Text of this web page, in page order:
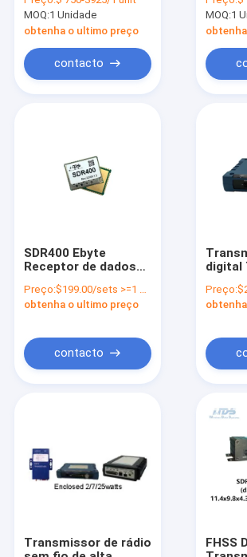
Para casa
Airborne Series -
Ultra Longa
Distância, Baixa
Custo, Vídeo HD e
Transmissão de
Data Link Multicanal
MOQ:1 Unidade
obtenha o ultimo preço
contacto
Mesh/
MOQ:1
SDR400 Ebyte
Receptor de dados
Digital Radio Module
Preço:$199.00/sets >=1 sets
obtenha o ultimo preço
contacto
digital
sDR
Preço:
Transmissor de rádio
FHSS